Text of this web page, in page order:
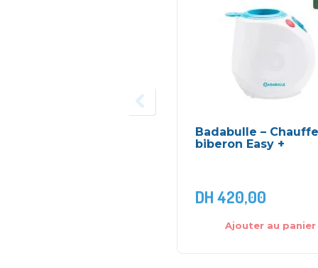
Badabulle – Chauffe
biberon Easy +
DH 420,00
Ajouter au panier